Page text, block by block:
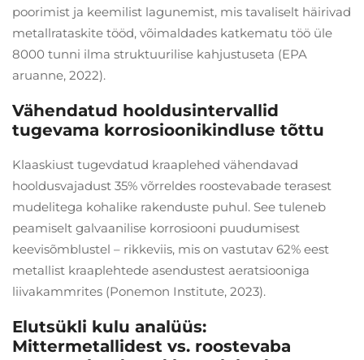
poorimist ja keemilist lagunemist, mis tavaliselt häirivad
metallrataskite tööd, võimaldades katkematu töö üle
8000 tunni ilma struktuurilise kahjustuseta (EPA
aruanne, 2022).
Vähendatud hooldusintervallid
tugevama korrosioonikindluse tõttu
Klaaskiust tugevdatud kraaplehed vähendavad
hooldusvajadust 35% võrreldes roostevabade terasest
mudelitega kohalike rakenduste puhul. See tuleneb
peamiselt galvaanilise korrosiooni puudumisest
keevisõmblustel – rikkeviis, mis on vastutav 62% eest
metallist kraaplehtede asendustest aeratsiooniga
liivakammrites (Ponemon Institute, 2023).
Elutsükli kulu analüüs:
Mittermetallidest vs. roostevaba